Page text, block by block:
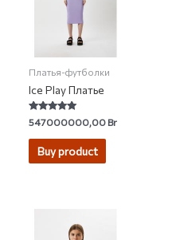
Платья-футболки
Ice Play Платье
Rated
5.00
out of 5
547000000,00Br
Buy product